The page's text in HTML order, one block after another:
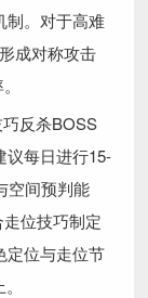
制。对于高难
成对称攻击
反杀BOSS
议每日进行15-
空间预判能
位技巧制定
定位与走位节